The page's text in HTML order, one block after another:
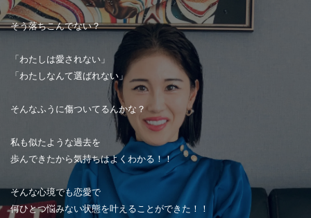
そう落ちこんでない？
「わたしは愛されない」
「わたしなんて選ばれない」
そんなふうに傷ついてるんかな？
私も似たような過去を
歩んできたから気持ちはよくわかる！！
そんな心境でも恋愛で
何ひとつ悩みない状態を叶えることができた！！